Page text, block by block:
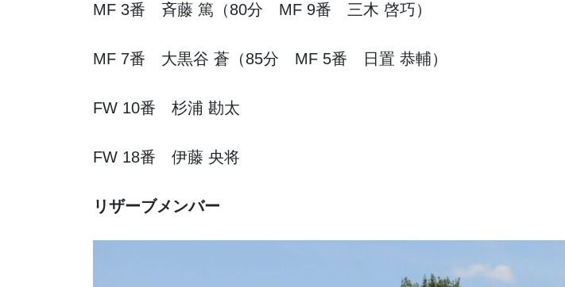
MF 3番 斉藤 篤（80分 MF 9番 三木 啓巧）
MF 7番 大黒谷 蒼（85分 MF 5番 日置 恭輔）
FW 10番 杉浦 勘太
FW 18番 伊藤 央将
リザーブメンバー